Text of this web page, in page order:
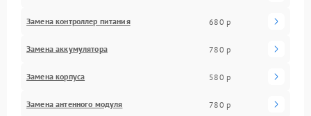
Замена контроллер питания 680 р
Замена аккумулятора 780 р
Замена корпуса 580 р
Замена антенного модуля 780 р